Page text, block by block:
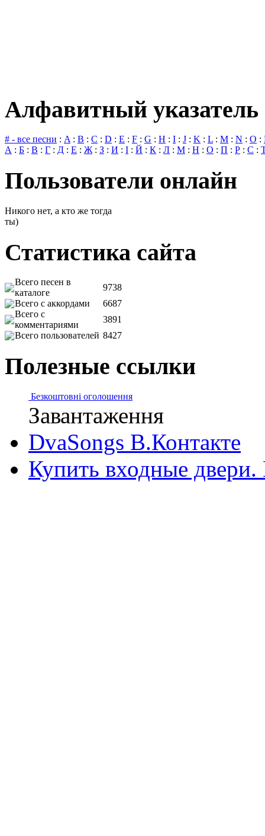
Алфавитный указатель
# - все песни : A: B : C : D : E : F : G : H : I : J : K : L : M : N : O :
А : Б : В : Г : Д : Е : Ж: З : И : І : Й : К : Л : М : Н : О : П : Р : С :
Пользователи онлайн
Никого нет, а кто же тогда
ты)
Статистика сайта
Всего песен в
каталоге
9738
Всего с аккордами
6687
Всего с
комментариями
3891
Всего пользователей 8427
Полезные ссылки
Безкоштовні оголошення
Завантаження
DvaSongs В.Контакте
Купить входные двери.